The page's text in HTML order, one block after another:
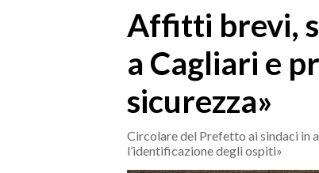
PROVINCIA DI CAGLIARIAffitti brevi,
a Cagliari e
sicurezza»
Circolare del Prefetto ai sindaci in
l’identificazione degli ospiti»